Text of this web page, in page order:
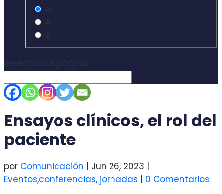
Ensayos clínicos, el rol del
paciente
por Comunicación Jun 26, 2023
Eventos,conferencias, jornadas
0 Comentarios